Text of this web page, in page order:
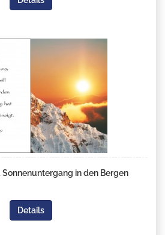
in den Bergen
Details